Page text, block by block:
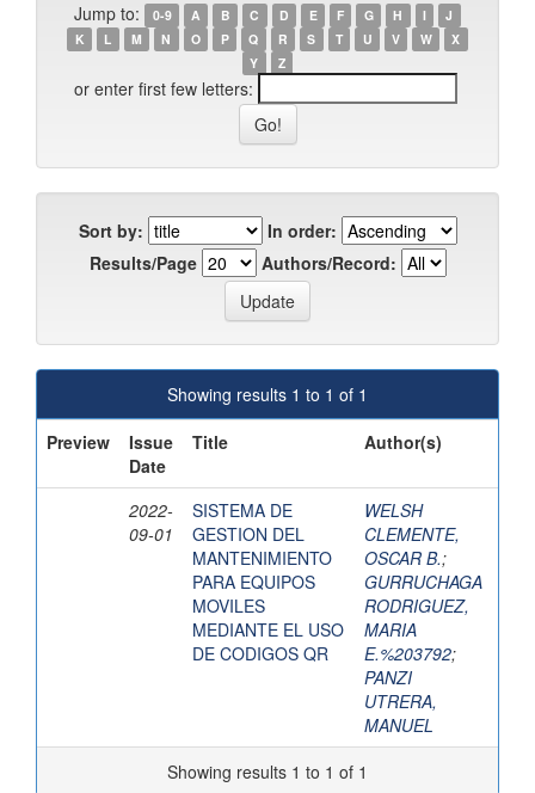
Jump to: 0-9 A B C D E F G H I
J
K
L M N O P Q R S T U V W
X
Y
Z
or enter first few letters:
Sort by:
In order:
Results/Page
Authors/Record:
Showing results 1 to 1 of 1
Preview
Issue
Date
Title Author(s)
2022-
09-01
SISTEMA DE
GESTION DEL
MANTENIMIENTO
PARA EQUIPOS
MOVILES
MEDIANTE EL USO
DE CODIGOS QR
WELSH
CLEMENTE,
OSCAR B.;
GURRUCHAGA
RODRIGUEZ,
MARIA
E.%203792;
PANZI
UTRERA,
MANUEL
Showing results 1 to 1 of 1